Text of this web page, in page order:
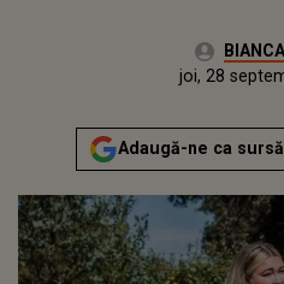
Autor:
miercuri, 28 septembrie 2022
Actualizat:
joi, 28
Adaugă-ne ca